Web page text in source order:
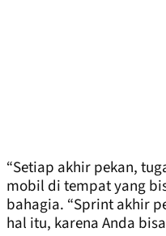
“Setiap akhir pekan,
mobil di tempat yang
bahagia. “Sprint akhir
hal itu, karena Anda